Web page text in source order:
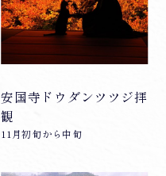
安国寺ドウダンツツジ拝
観
11月初旬から中旬